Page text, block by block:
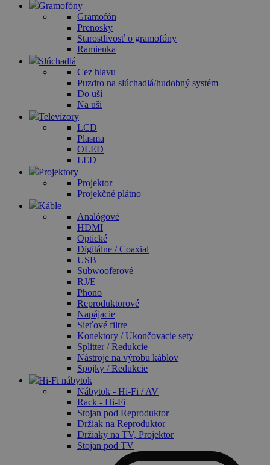
Gramofóny
Gramofón
Prenosky
Starostlivosť o gramofóny
Ramienka
Slúchadlá
Cez hlavu
Puzdro na slúchadlá/hudobný systém
Do uší
Na uši
Televízory
LCD
Plasma
OLED
LED
Projektory
Projektor
Projekčné plátno
Káble
Analógové
HDMI
Optické
Digitálne / Coaxial
USB
Subwooferové
RJ/E
Phono
Reproduktorové
Napájacie
Sieťové filtre
Konektory / Ukončovacie sety
Splitter / Redukcie
Nástroje na výrobu káblov
Spojky / Redukcie
Hi-Fi nábytok
Nábytok - Hi-Fi / AV
Rack - Hi-Fi
Stojan pod Reproduktor
Držiak na Reproduktor
Držiaky na TV, Projektor
Stojan pod TV